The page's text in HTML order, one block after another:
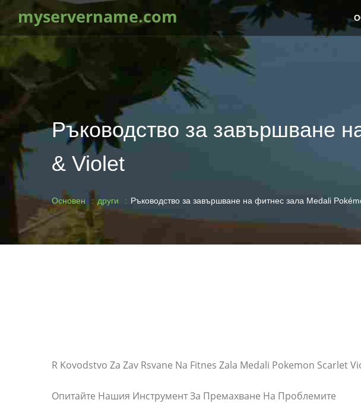
myservername.com
Ръководство за завършване
& Violet
Основен други Ръководство за завършване на фитнес зала Medali
R Kovodstvo Za Zav Rsvane Na Fitnes Zala Medali Pokemon Scarlet
Опитайте Нашия Инструмент За Премахване На Проблемите